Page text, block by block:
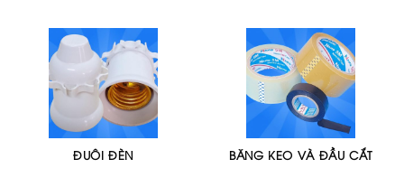
ĐUÔI ĐÈN BĂNG KEO VÀ ĐẦU CẮT